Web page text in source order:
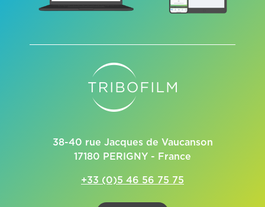
38-40 rue Jacques de Vaucanson
17180 PERIGNY - France
+33 (0)5 46 56 75 75